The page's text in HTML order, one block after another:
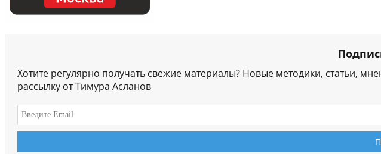
Хотите регулярно получать свежие материалы? Новые методики, статьи,
рассылку от Тимура Асланов